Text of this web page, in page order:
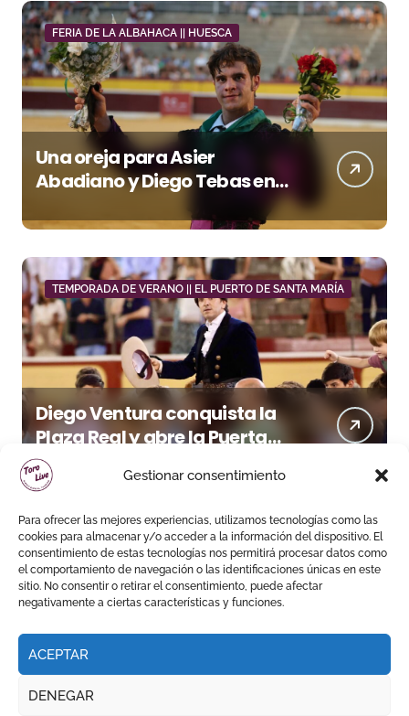
Gestionar consentimiento
Para ofrecer las mejores experiencias, utilizamos tecnologías como las
cookies para almacenar y/o acceder a la información del dispositivo. El
consentimiento de estas tecnologías nos permitirá procesar datos como
el comportamiento de navegación o las identificaciones únicas en este
sitio. No consentir o retirar el consentimiento, puede afectar
negativamente a ciertas características y funciones.
ACEPTAR
DENEGAR
FERIA DE LA ALBAHACA || HUESCA
Una oreja para Asier
Abadiano y Diego Tebas en
una apertura de la Albahaca
marcada por el buen juego
de Los Maños
TEMPORADA DE VERANO || EL PUERTO DE SANTA MARÍA
Diego Ventura conquista la
Plaza Real y abre la Puerta
Grande en El Puerto